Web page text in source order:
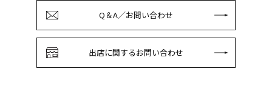
Q＆A／お問い合わせ
出店に関するお問い合わせ